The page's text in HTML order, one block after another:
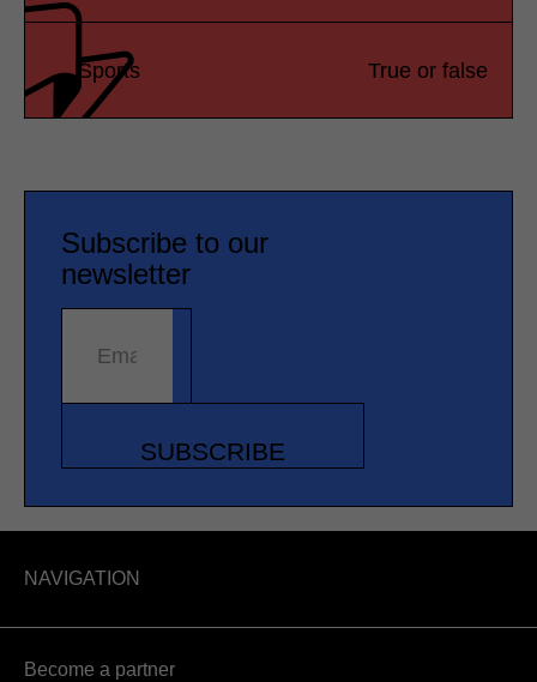
Sports True or false
Subscribe to our
newsletter
Email address
SUBSCRIBE
NAVIGATION
Become a partner